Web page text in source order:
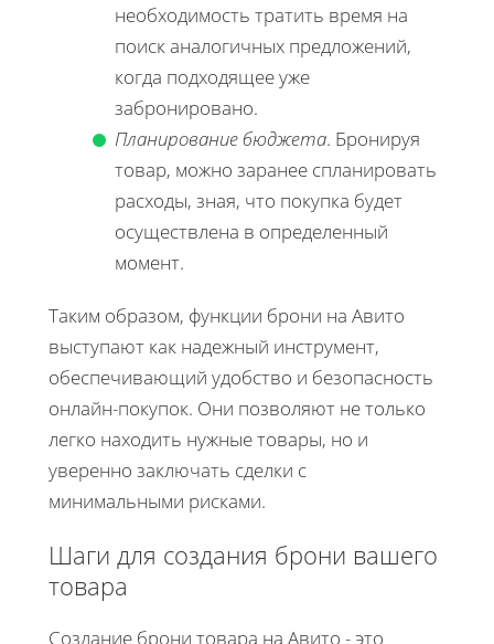
необходимость тратить время на
поиск аналогичных предложений,
когда подходящее уже
забронировано.
Планирование бюджета. Бронируя
товар, можно заранее спланировать
расходы, зная, что покупка будет
осуществлена в определенный
момент.
Таким образом, функции брони на Авито
выступают как надежный инструмент,
обеспечивающий удобство и безопасность
онлайн-покупок. Они позволяют не только
легко находить нужные товары, но и
уверенно заключать сделки с
минимальными рисками.
Шаги для создания брони вашего
товара
Создание брони товара на Авито - это